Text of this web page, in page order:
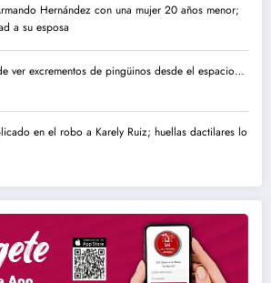
Hernández con una mujer 20 años menor;
a su esposa
ver excrementos de pingüinos desde el espacio…
en el robo a Karely Ruiz; huellas dactilares lo